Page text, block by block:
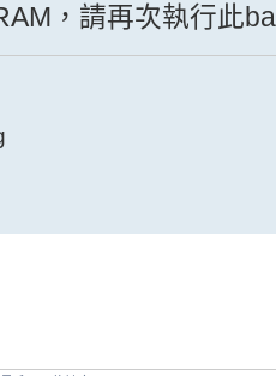
，請再次執行此